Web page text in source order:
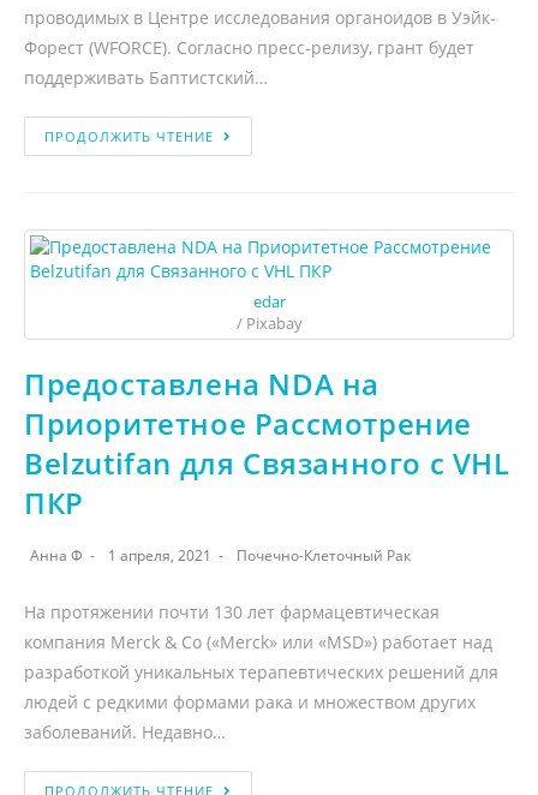
проводимых в Центре исследования органоидов в Уэйк-
Форест (WFORCE). Согласно пресс-релизу, грант будет
поддерживать Баптистский…
ПРОДОЛЖИТЬ ЧТЕНИЕ
edar
/ Pixabay
Предоставлена NDA на
Приоритетное Рассмотрение
Belzutifan для Связанного с VHL
ПКР
Анна Ф 1 апреля, 2021 Почечно-Клеточный Рак
На протяжении почти 130 лет фармацевтическая
компания Merck & Co («Merck» или «MSD») работает над
разработкой уникальных терапевтических решений для
людей с редкими формами рака и множеством других
заболеваний. Недавно…
ПРОДОЛЖИТЬ ЧТЕНИЕ